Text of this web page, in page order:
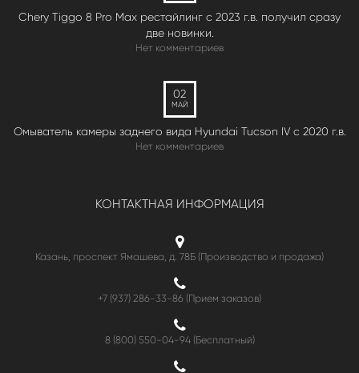
Chery Tiggo 8 Pro Max рестайлинг с 2023 г.в. получил сразу
две новинки.
Нет комментариев
02
МАЙ
Омыватель камеры заднего вида Hyundai Tucson IV c 2020 г.в.
Нет комментариев
КОНТАКТНАЯ ИНФОРМАЦИЯ
Казань, проспект Ямашева, д. 78Б (Производство и продажа)
+7 (937) 286-33-86 (Прием заказов)
8 (800) 550-04-94(Бесплатный)